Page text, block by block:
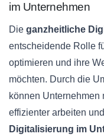
im Unternehmen
Die ganzheitliche
entscheidende Rolle
optimieren und ihre
möchten. Durch die
können
effizienter arbeiten
Digitalisierung im